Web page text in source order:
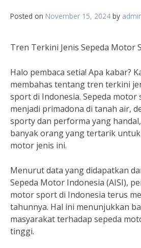
Posted on November 15, 2024 by
Tren Terkini Jenis Sepeda Motor
Halo pembaca setia! Apa kabar?
membahas tentang tren terkini
sport di Indonesia. Sepeda motor
menjadi primadona di tanah air,
sporty dan performa yang
banyak orang yang tertarik
motor jenis ini.
Menurut data yang didapatkan
Sepeda Motor Indonesia (AISI),
motor sport di Indonesia terus
tahunnya. Hal ini menunjukkan
masyarakat terhadap sepeda
tinggi.